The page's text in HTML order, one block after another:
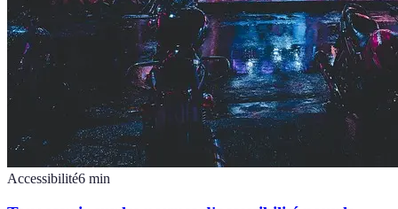
Accessibilité6 min